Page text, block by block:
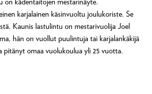
on kädentaitojen mestarinäyte.
karjalainen käsinvuoltu joulukoriste. Se
Kaunis lastulintu on mestarivuolija Joel
hän on vuollut puulintuja tai karjalankäkijä
pitänyt omaa vuolukoulua yli 25 vuotta.